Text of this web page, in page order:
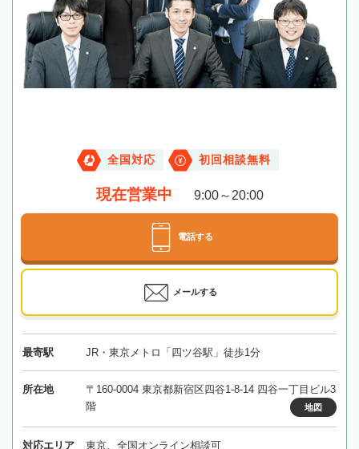
全国対応 初回相談無料
現在営業中 9:00～20:00
電話する
メールする
最寄駅 JR・東京メトロ「四ツ谷駅」徒歩1分
所在地
〒160-0004 東京都新宿区四谷1-8-14 四谷一丁目ビル3
階
地図
対応エリア 東京、全国オンライン相談可